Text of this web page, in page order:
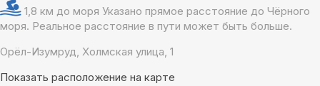
1,8 км до моря Указано прямое расстояние до Чёрного
моря. Реальное расстояние в пути может быть больше.
Орёл-Изумруд, Холмская улица, 1
Показать расположение на карте